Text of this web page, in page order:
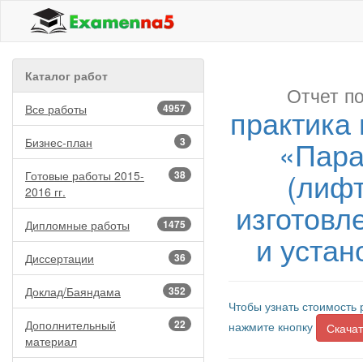
Каталог работ
4957
Все работы
3
Бизнес-план
38
Готовые работы 2015-
2016 гг.
1475
Дипломные работы
36
Диссертации
352
Доклад/Баяндама
22
Дополнительный
материал
Отчет
и
Чтобы узнать
нажмите кнопку